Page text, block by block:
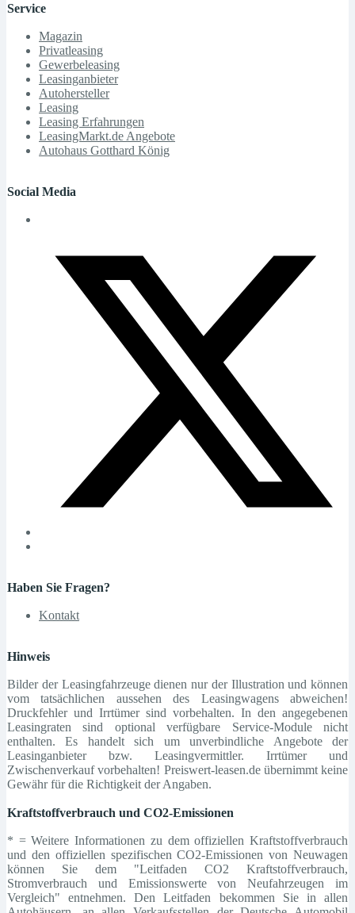
Service
Magazin
Privatleasing
Gewerbeleasing
Leasinganbieter
Autohersteller
Leasing
Leasing Erfahrungen
LeasingMarkt.de Angebote
Autohaus Gotthard König
Social Media
Haben Sie Fragen?
Kontakt
Hinweis
Bilder der Leasingfahrzeuge dienen nur der Illustration und können
vom tatsächlichen aussehen des Leasingwagens abweichen!
Druckfehler und Irrtümer sind vorbehalten. In den angegebenen
Leasingraten sind optional verfügbare Service-Module nicht
enthalten. Es handelt sich um unverbindliche Angebote der
Leasinganbieter bzw. Leasingvermittler. Irrtümer und
Zwischenverkauf vorbehalten! Preiswert-leasen.de übernimmt keine
Gewähr für die Richtigkeit der Angaben.
Kraftstoffverbrauch und CO2-Emissionen
* = Weitere Informationen zu dem offiziellen Kraftstoffverbrauch
und den offiziellen spezifischen CO2-Emissionen von Neuwagen
können Sie dem "Leitfaden CO2 Kraftstoffverbrauch,
Stromverbrauch und Emissionswerte von Neufahrzeugen im
Vergleich" entnehmen. Den Leitfaden bekommen Sie in allen